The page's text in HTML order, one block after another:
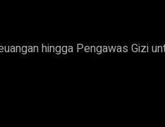
hingga Pengawas Gizi